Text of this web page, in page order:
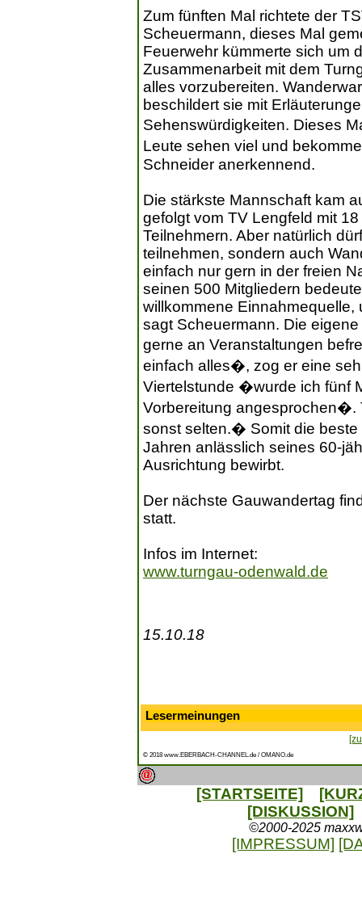
Zum fünften Mal richtete der
Scheuermann, dieses Mal
Feuerwehr kümmerte sich um
Zusammenarbeit mit dem
alles vorzubereiten.
beschildert sie mit
Sehenswürdigkeiten. Dieses
Leute sehen viel und
Schneider anerkennend.
Die stärkste Mannschaft kam
gefolgt vom TV Lengfeld mit
Teilnehmern. Aber natürlich
teilnehmen, sondern auch
einfach nur gern in der freien
seinen 500 Mitgliedern
willkommene Einnahmequelle,
sagt Scheuermann. Die
gerne an Veranstaltungen
einfach alles�, zog er eine
Viertelstunde �wurde ich fünf
Vorbereitung angesprochen�.
sonst selten.� Somit die beste
Jahren anlässlich seines 60-
Ausrichtung bewirbt.
Der nächste Gauwandertag
statt.
Infos im Internet:
www.turngau-odenwald.de
15.10.18
Lesermeinungen
© 2018 www.EBERBACH-CHANNEL.de / OMANO.de
[STARTSEITE]
[DISKUSSION]
©2000-2025
[IMPRESSUM]